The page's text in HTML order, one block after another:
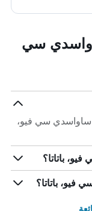
سي
سي فيو،
باتاتا؟
باتاتا؟